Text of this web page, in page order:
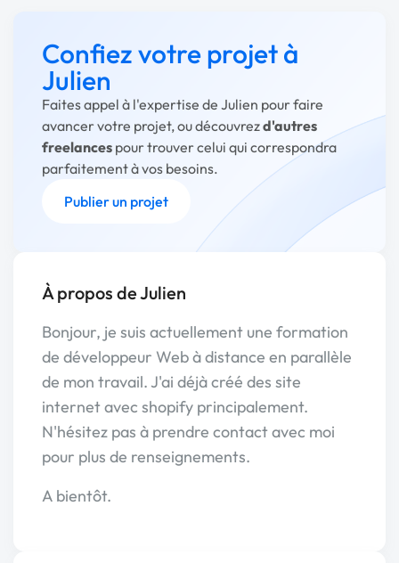
Confiez votre projet à
Julien
Faites appel à l'expertise de Julien pour faire
avancer votre projet, ou découvrezd'autres
freelances pour trouver celui qui correspondra
parfaitement à vos besoins.
Publier un projet
À propos de Julien
Bonjour, je suis actuellement une formation
de développeur Web à distance en parallèle
de mon travail. J'ai déjà créé des site
internet avec shopify principalement.
N'hésitez pas à prendre contact avec moi
pour plus de renseignements.
A bientôt.